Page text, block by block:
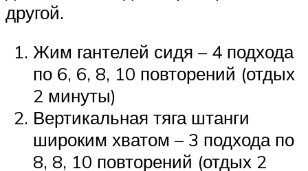
другой.
Жим гантелей сидя – 4 подхода
по 6, 6, 8, 10 повторений (отдых
2 минуты)
Вертикальная тяга штанги
широким хватом – 3 подхода по
8, 8, 10 повторений (отдых 2